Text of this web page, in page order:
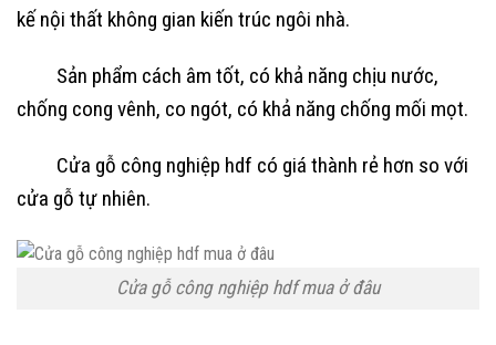
kế nội thất không gian kiến trúc ngôi nhà.
Sản phẩm cách âm tốt, có khả năng chịu nước,
chống cong vênh, co ngót, có khả năng chống mối mọt.
Cửa gỗ công nghiệp hdf có giá thành rẻ hơn so với
cửa gỗ tự nhiên.
Cửa gỗ công nghiệp hdf mua ở đâu